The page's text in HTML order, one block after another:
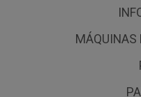
MÁQUINAS